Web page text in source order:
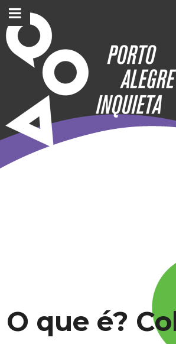
O que é?